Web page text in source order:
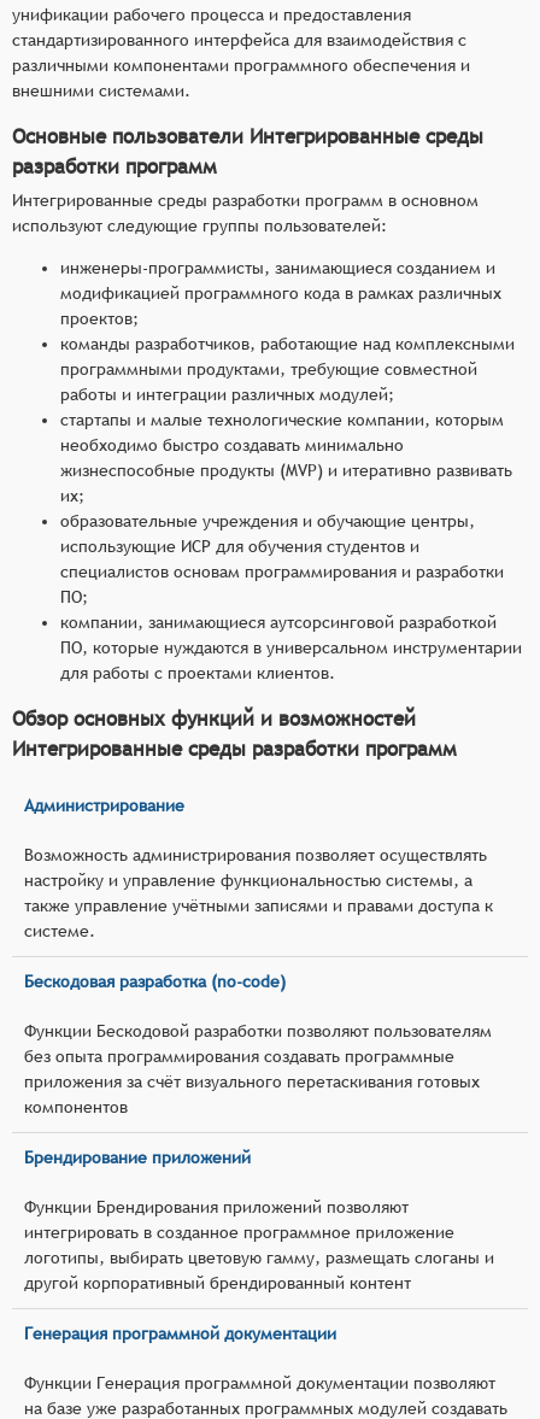
унификации рабочего процесса и предоставления
стандартизированного интерфейса для взаимодействия с
различными компонентами программного обеспечения и
внешними системами.
Основные пользователи Интегрированные среды
разработки программ
Интегрированные среды разработки программ в основном
используют следующие группы пользователей:
инженеры-программисты, занимающиеся созданием и
модификацией программного кода в рамках различных
проектов;
команды разработчиков, работающие над комплексными
программными продуктами, требующие совместной
работы и интеграции различных модулей;
стартапы и малые технологические компании, которым
необходимо быстро создавать минимально
жизнеспособные продукты (MVP) и итеративно развивать
их;
образовательные учреждения и обучающие центры,
использующие ИСР для обучения студентов и
специалистов основам программирования и разработки
ПО;
компании, занимающиеся аутсорсинговой разработкой
ПО, которые нуждаются в универсальном инструментарии
для работы с проектами клиентов.
Обзор основных функций и возможностей
Интегрированные среды разработки программ
Администрирование
Возможность администрирования позволяет осуществлять
настройку и управление функциональностью системы, а
также управление учётными записями и правами доступа к
системе.
Бескодовая разработка (no-code)
Функции Бескодовой разработки позволяют пользователям
без опыта программирования создавать программные
приложения за счёт визуального перетаскивания готовых
компонентов
Брендирование приложений
Функции Брендирования приложений позволяют
интегрировать в созданное программное приложение
логотипы, выбирать цветовую гамму, размещать слоганы и
другой корпоративный брендированный контент
Генерация программной документации
Функции Генерация программной документации позволяют
на базе уже разработанных программных модулей создавать